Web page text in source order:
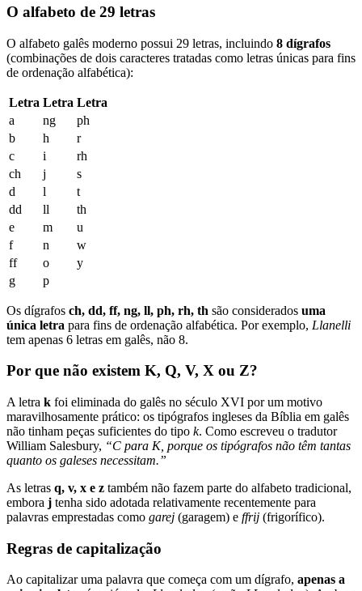
O alfabeto de 29 letras
O alfabeto galês moderno possui 29 letras, incluindo 8 dígrafos
(combinações de dois caracteres tratadas como letras únicas para fins
de ordenação alfabética):
Letra Letra Letra
a
ng
ph
b
h
r
c
i
rh
ch
j
s
d
l
t
dd
ll
th
e
m
u
f
n
w
ff
o
y
g
p
Os dígrafos ch, dd, ff, ng, ll, ph, rh, th são considerados uma
única letra para fins de ordenação alfabética. Por exemplo, Llanelli
tem apenas 6 letras em galês, não 8.
Por que não existem K, Q, V, X ou Z?
A letra k foi eliminada do galês no século XVI por um motivo
maravilhosamente prático: os tipógrafos ingleses da Bíblia em galês
não tinham peças suficientes do tipo k. Como escreveu o tradutor
William Salesbury, “C para K, porque os tipógrafos não têm tantas
quanto os galeses necessitam.”
As letras q, v, x e z também não fazem parte do alfabeto tradicional,
embora j tenha sido adotada relativamente recentemente para
palavras emprestadas como garej (garagem) e ffrij (frigorífico).
Regras de capitalização
Ao capitalizar uma palavra que começa com um dígrafo, apenas a